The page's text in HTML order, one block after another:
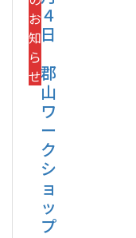
お
知
ら
せ
４
日
郡
山
ワ
ー
ク
シ
ョ
ッ
プ